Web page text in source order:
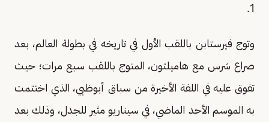
1.
وتوج فيرستابن باللقب الأول في تاريخه في بطولة العالم، بعد
صراع شرس مع هاميلتون، المتوج باللقب سبع مرات؛ حيث
تفوق عليه في اللفة الأخيرة من سباق أبوظبي، الذي اختتمت
به الموسم الأحد الماضي، في سيناريو مثير للجدل، وذلك بعد